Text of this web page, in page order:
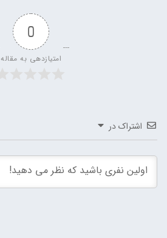
0
امتیازدهی به مقاله
اشتراک در